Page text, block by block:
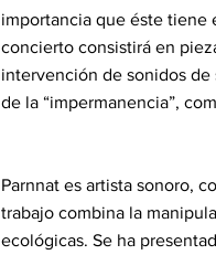
importancia que éste tiene
concierto consistirá en
intervención de sonidos
de la “impermanencia”,
Parnnat es artista sonoro,
trabajo combina la
ecológicas. Se ha